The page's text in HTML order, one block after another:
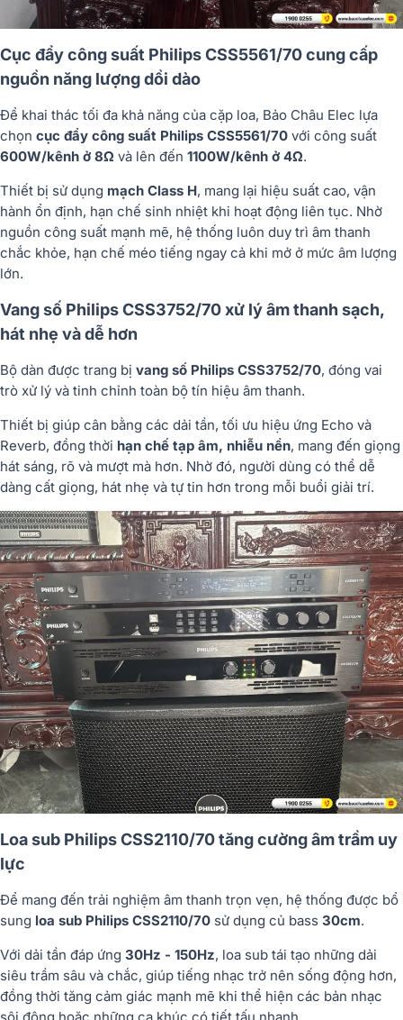
Cục đẩy công suất Philips CSS5561/70 cung cấp
nguồn năng lượng dồi dào
Để khai thác tối đa khả năng của cặp loa, Bảo Châu Elec lựa
chọn cục đẩy công suất Philips CSS5561/70 với công suất
600W/kênh ở 8Ω và lên đến 1100W/kênh ở 4Ω.
Thiết bị sử dụng mạch Class H, mang lại hiệu suất cao, vận
hành ổn định, hạn chế sinh nhiệt khi hoạt động liên tục. Nhờ
nguồn công suất mạnh mẽ, hệ thống luôn duy trì âm thanh
chắc khỏe, hạn chế méo tiếng ngay cả khi mở ở mức âm lượng
lớn.
Vang số Philips CSS3752/70 xử lý âm thanh sạch,
hát nhẹ và dễ hơn
Bộ dàn được trang bị vang số Philips CSS3752/70, đóng vai
trò xử lý và tinh chỉnh toàn bộ tín hiệu âm thanh.
Thiết bị giúp cân bằng các dải tần, tối ưu hiệu ứng Echo và
Reverb, đồng thời hạn chế tạp âm, nhiễu nền, mang đến giọng
hát sáng, rõ và mượt mà hơn. Nhờ đó, người dùng có thể dễ
dàng cất giọng, hát nhẹ và tự tin hơn trong mỗi buổi giải trí.
Loa sub Philips CSS2110/70 tăng cường âm trầm uy
lực
Để mang đến trải nghiệm âm thanh trọn vẹn, hệ thống được bổ
sung loa sub Philips CSS2110/70 sử dụng củ bass 30cm.
Với dải tần đáp ứng 30Hz - 150Hz, loa sub tái tạo những dải
siêu trầm sâu và chắc, giúp tiếng nhạc trở nên sống động hơn,
đồng thời tăng cảm giác mạnh mẽ khi thể hiện các bản nhạc